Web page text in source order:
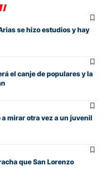
se hizo estudios y hay
el canje de populares y la
mirar otra vez a un juvenil
que San Lorenzo